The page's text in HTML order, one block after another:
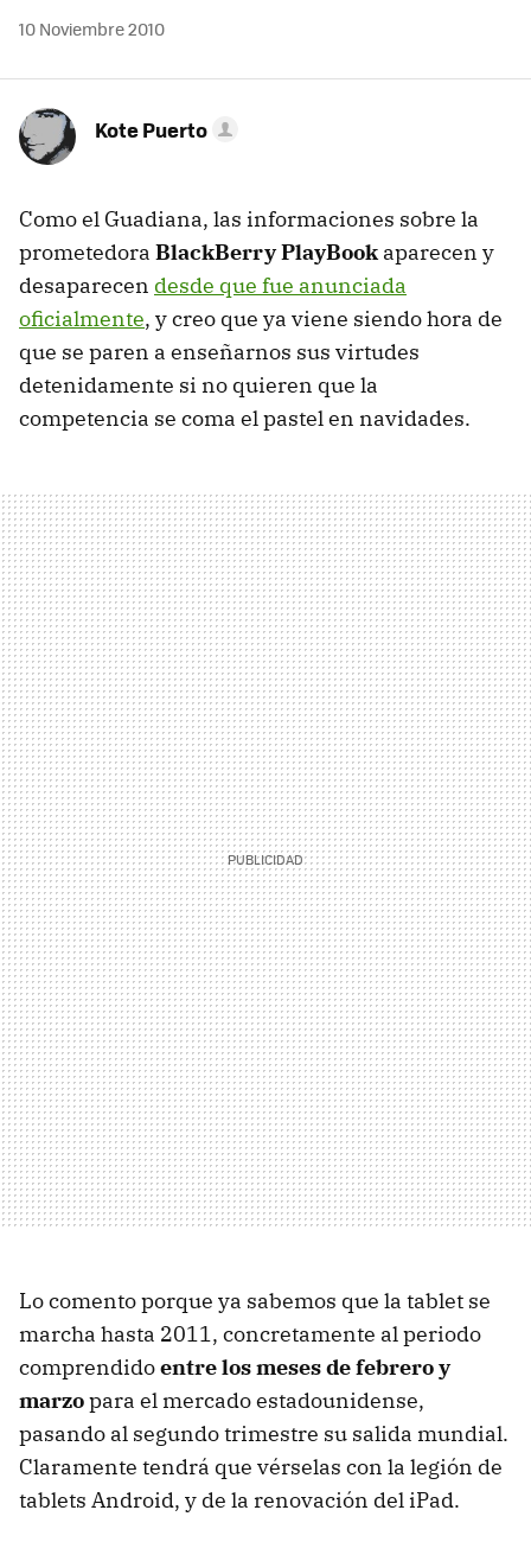
10 Noviembre 2010
Kote Puerto
Como el Guadiana, las informaciones sobre la
prometedora BlackBerry PlayBookaparecen y
desaparecen desde que fue anunciada
oficialmente, y creo que ya viene siendo hora de
que se paren a enseñarnos sus virtudes
detenidamente si no quieren que la
competencia se coma el pastel en navidades.
Lo comento porque ya sabemos que la tablet se
marcha hasta 2011, concretamente al periodo
comprendidoentre los meses de febrero y
marzopara el mercado estadounidense,
pasando al segundo trimestre su salida mundial.
Claramente tendrá que vérselas con la legión de
tablets Android, y de la renovación del iPad.